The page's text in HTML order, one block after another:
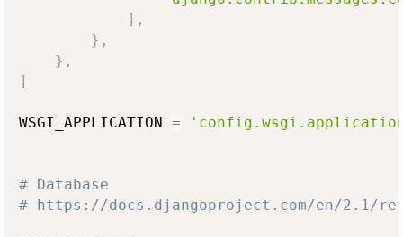
] ,
} ,
} ,
]
WSGI_APPLICATION =
# Database
# https://docs.djangoproject.com/en/2.1/